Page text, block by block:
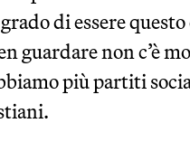
di essere
guardare non c’è
più partiti